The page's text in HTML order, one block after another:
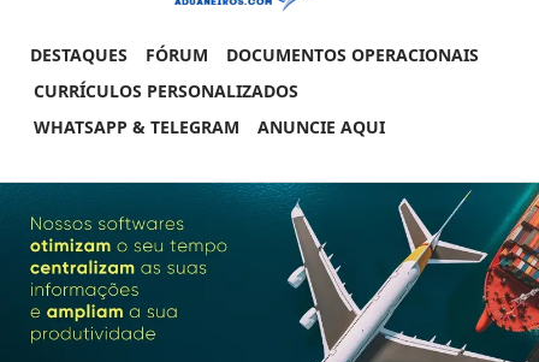
DESTAQUES FÓRUM
DOCUMENTOS OPERACIONAIS
CURRÍCULOS PERSONALIZADOS
WHATSAPP & TELEGRAM
ANUNCIE AQUI